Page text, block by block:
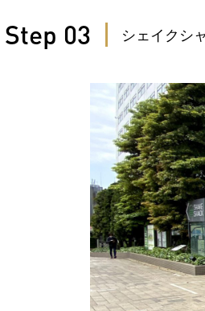
Step 03 シェイクシ